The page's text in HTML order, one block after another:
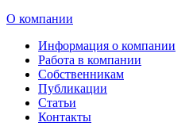
О компании
Информация о компании
Работа в компании
Собственникам
Публикации
Статьи
Контакты